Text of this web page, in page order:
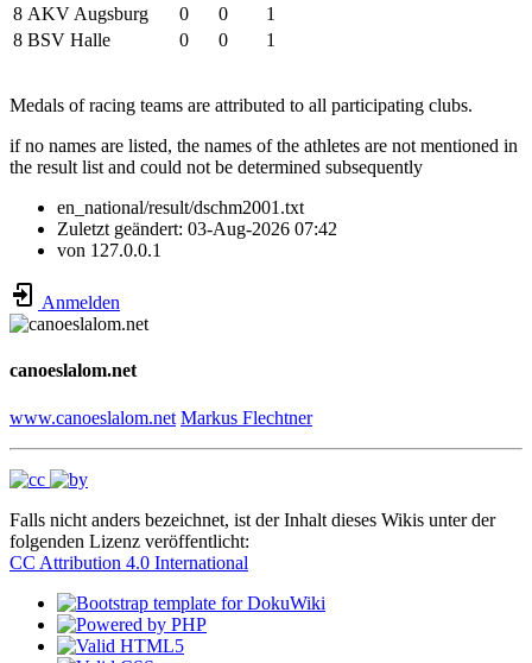
8 AKV Augsburg 0 0
1
8 BSV Halle 0 0 1
Medals of racing teams are attributed to all participating clubs.
if no names are listed, the names of the athletes are not mentioned in
the result list and could not be determined subsequently
en_national/result/dschm2001.txt
Zuletzt geändert: 03-Aug-2026 07:42
von 127.0.0.1
Anmelden
canoeslalom.net
www.canoeslalom.net Markus Flechtner
Falls nicht anders bezeichnet, ist der Inhalt dieses Wikis unter der
folgenden Lizenz veröffentlicht:
CC Attribution 4.0 International